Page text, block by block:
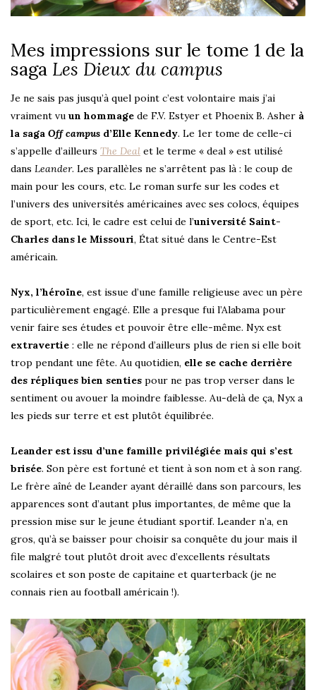
Mes impressions sur le tome 1 de la
saga Les Dieux du campus
Je ne sais pas jusqu’à quel point c’est volontaire mais j’ai
vraiment vu un hommage de F.V. Estyer et Phoenix B. Asher à
la saga Off campus d’Elle Kennedy. Le 1er tome de celle-ci
s’appelle d’ailleurs The Deal et le terme « deal » est utilisé
dans Leander. Les parallèles ne s’arrêtent pas là : le coup de
main pour les cours, etc. Le roman surfe sur les codes et
l’univers des universités américaines avec ses colocs, équipes
de sport, etc. Ici, le cadre est celui de l’université Saint-
Charles dans le Missouri, État situé dans le Centre-Est
américain.
Nyx, l’héroïne, est issue d’une famille religieuse avec un père
particulièrement engagé. Elle a presque fui l’Alabama pour
venir faire ses études et pouvoir être elle-même. Nyx est
extravertie : elle ne répond d’ailleurs plus de rien si elle boit
trop pendant une fête. Au quotidien, elle se cache derrière
des répliques bien senties pour ne pas trop verser dans le
sentiment ou avouer la moindre faiblesse. Au-delà de ça, Nyx a
les pieds sur terre et est plutôt équilibrée.
Leander est issu d’une famille privilégiée mais qui s’est
brisée. Son père est fortuné et tient à son nom et à son rang.
Le frère aîné de Leander ayant déraillé dans son parcours, les
apparences sont d’autant plus importantes, de même que la
pression mise sur le jeune étudiant sportif. Leander n’a, en
gros, qu’à se baisser pour choisir sa conquête du jour mais il
file malgré tout plutôt droit avec d’excellents résultats
scolaires et son poste de capitaine et quarterback (je ne
connais rien au football américain !).